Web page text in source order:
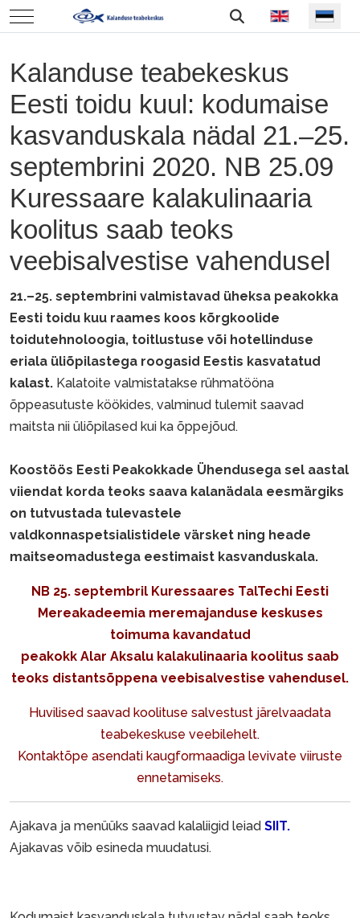
Mobile Menu Toggle Vali keel
Kalanduse teabekeskus
Eesti toidu kuul: kodumaise
kasvanduskala nädal 21.–25.
septembrini 2020. NB 25.09
Kuressaare kalakulinaaria
koolitus saab teoks
veebisalvestise vahendusel
21.–25. septembrini valmistavad üheksa peakokka
Eesti toidu kuu raames koos kõrgkoolide
toidutehnoloogia, toitlustuse või hotellinduse
eriala üliõpilastega roogasid Eestis kasvatatud
kalast. Kalatoite valmistatakse rühmatööna
õppeasutuste köökides, valminud tulemit saavad
maitsta nii üliõpilased kui ka õppejõud.
Koostöös Eesti Peakokkade Ühendusega sel aastal
viiendat korda teoks saava kalanädala eesmärgiks
on tutvustada tulevastele
valdkonnaspetsialistidele värsket ning heade
maitseomadustega eestimaist kasvanduskala.
NB 25. septembril Kuressaares TalTechi Eesti
Mereakadeemia meremajanduse keskuses
toimuma kavandatud
peakokk Alar Aksalu kalakulinaaria koolitus saab
teoks distantsõppena veebisalvestise vahendusel.
Huvilised saavad koolituse salvestust järelvaadata
teabekeskuse veebilehelt.
Kontaktõpe asendati kaugformaadiga levivate viiruste
ennetamiseks.
Ajakava ja menüüks saavad kalaliigid leiad SIIT.
Ajakavas võib esineda muudatusi.